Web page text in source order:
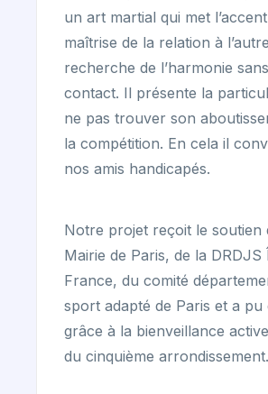
un art martial qui met
maîtrise de la relation à
recherche de l’harmonie
contact. Il présente la
ne pas trouver son
la compétition. En cela il
nos amis handicapés.
Notre projet reçoit le soutien
Mairie de Paris, de la DRDJS
France, du comité
sport adapté de Paris et a
grâce à la bienveillance active
du cinquième arrondissement.